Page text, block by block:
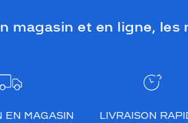
magasin et en ligne, les
EN MAGASIN
LIVRAISON